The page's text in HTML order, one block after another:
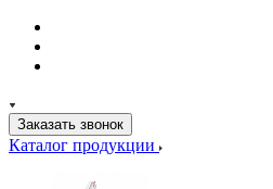
Заказать звонок
Каталог продукции